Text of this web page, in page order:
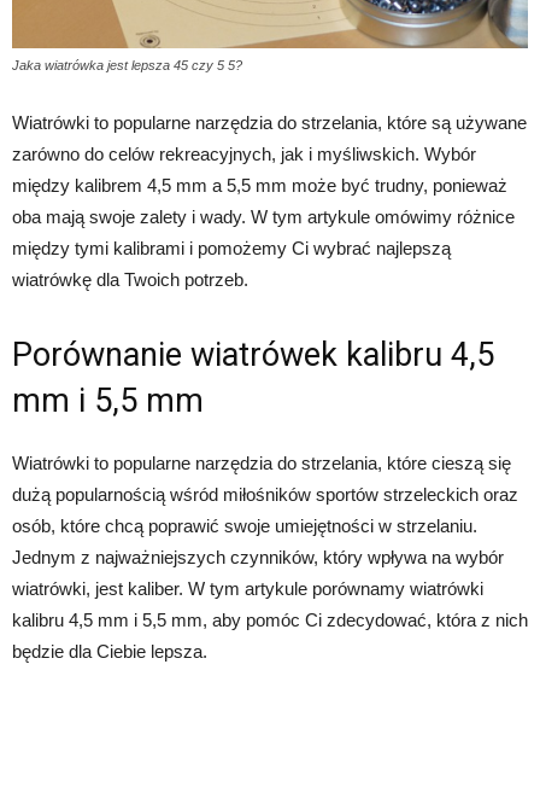
Jaka wiatrówka jest lepsza 45 czy 5 5?
Wiatrówki to popularne narzędzia do strzelania, które są używane
zarówno do celów rekreacyjnych, jak i myśliwskich. Wybór
między kalibrem 4,5 mm a 5,5 mm może być trudny, ponieważ
oba mają swoje zalety i wady. W tym artykule omówimy różnice
między tymi kalibrami i pomożemy Ci wybrać najlepszą
wiatrówkę dla Twoich potrzeb.
Porównanie wiatrówek kalibru 4,5
mm i 5,5 mm
Wiatrówki to popularne narzędzia do strzelania, które cieszą się
dużą popularnością wśród miłośników sportów strzeleckich oraz
osób, które chcą poprawić swoje umiejętności w strzelaniu.
Jednym z najważniejszych czynników, który wpływa na wybór
wiatrówki, jest kaliber. W tym artykule porównamy wiatrówki
kalibru 4,5 mm i 5,5 mm, aby pomóc Ci zdecydować, która z nich
będzie dla Ciebie lepsza.